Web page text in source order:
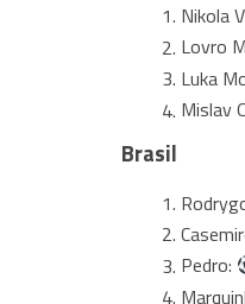
Nikola
Lovro
Luka
Mislav
Brasil
Pedro: